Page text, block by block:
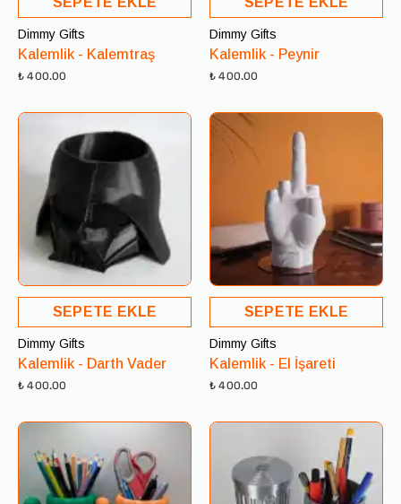
Dimmy Gifts
Kalemlik - Kalemtraş
₺ 400.00
Dimmy Gifts
Kalemlik - Peynir
₺ 400.00
SEPETE EKLE
Dimmy Gifts
Kalemlik - Darth Vader
₺ 400.00
SEPETE EKLE
Dimmy Gifts
Kalemlik - El İşareti
₺ 400.00